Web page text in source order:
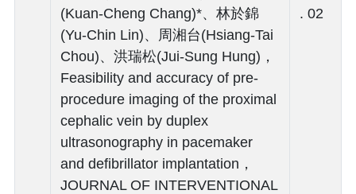
(Kuan-Cheng Chang)*、林於錦
(Yu-Chin Lin)、周湘台(Hsiang-Tai
Chou)、洪瑞松(Jui-Sung Hung)，
Feasibility and accuracy of pre-
procedure imaging of the proximal
cephalic vein by duplex
ultrasonography in pacemaker
and defibrillator implantation，
JOURNAL OF INTERVENTIONAL
. 02